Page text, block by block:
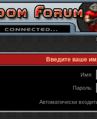
Введите ваше
Имя:
Пароль:
Автоматически